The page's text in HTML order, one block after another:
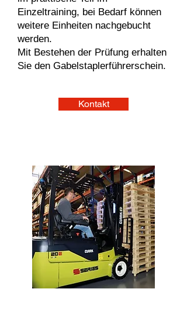
Einzeltraining, bei Bedarf können
weitere Einheiten nachgebucht
werden.
Mit Bestehen der Prüfung erhalten
Sie den Gabelstaplerführerschein.
Kontakt